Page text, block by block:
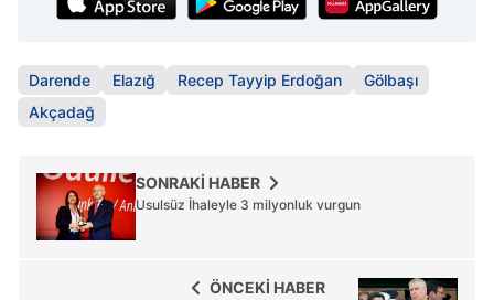
Darende Elazığ Recep Tayyip Erdoğan
Gölbaşı
Akçadağ
SONRAKİ HABER
Usulsüz İhaleyle 3 milyonluk vurgun
ÖNCEKİ HABER